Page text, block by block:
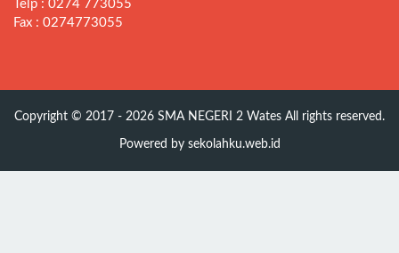
Telp : 0274 773055
Fax : 0274773055
Copyright © 2017 - 2026 SMA NEGERI 2 Wates All rights reserved.
Powered by sekolahku.web.id